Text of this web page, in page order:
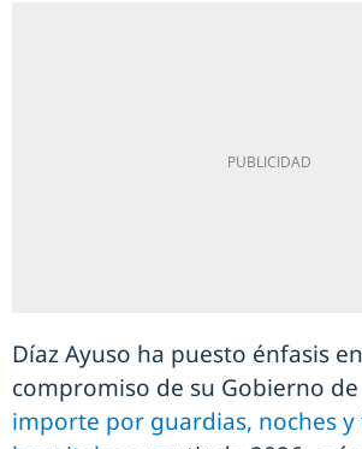
Díaz Ayuso ha puesto énfasis
compromiso de su Gobierno de
importe por guardias, noches y